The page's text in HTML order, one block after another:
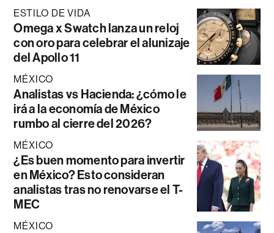
ESTILO DE VIDA
Omega x Swatch lanza un reloj
con oro para celebrar el alunizaje
del Apollo 11
MÉXICO
Analistas vs Hacienda: ¿cómo le
irá a la economía de México
rumbo al cierre del 2026?
MÉXICO
¿Es buen momento para invertir
en México? Esto consideran
analistas tras no renovarse el T-
MEC
MÉXICO